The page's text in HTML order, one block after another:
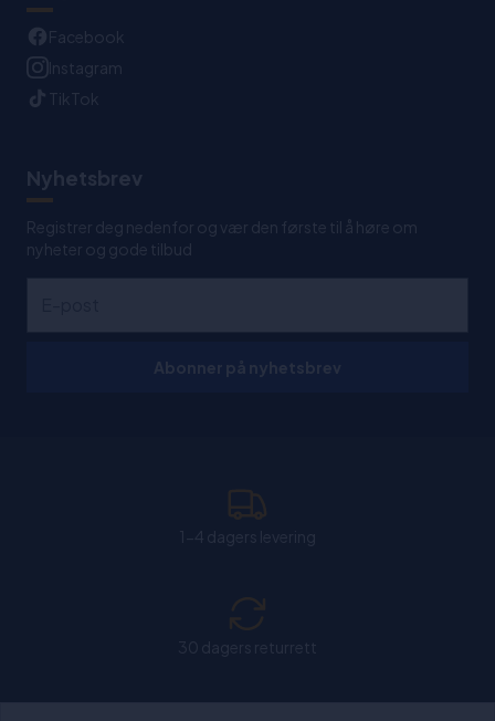
Facebook
Instagram
TikTok
Nyhetsbrev
Registrer deg nedenfor og vær den første til å høre om
nyheter og gode tilbud